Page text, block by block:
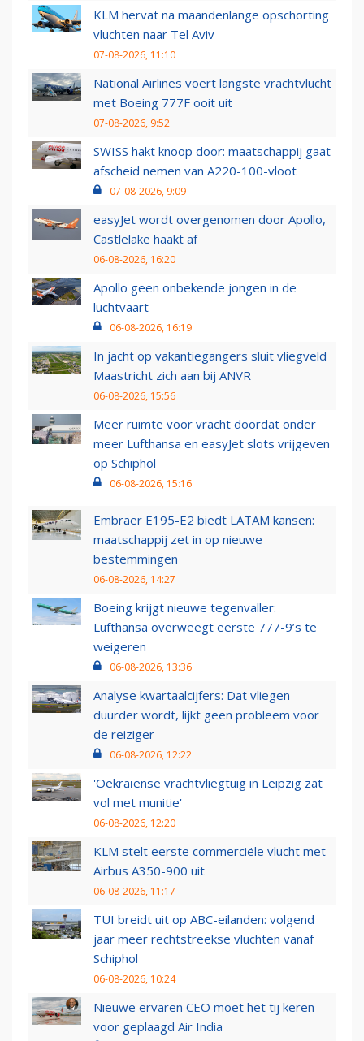
KLM hervat na maandenlange opschorting
vluchten naar Tel Aviv
07-08-2026, 11:10
National Airlines voert langste vrachtvlucht
met Boeing 777F ooit uit
07-08-2026, 9:52
SWISS hakt knoop door: maatschappij gaat
afscheid nemen van A220-100-vloot
07-08-2026, 9:09
easyJet wordt overgenomen door Apollo,
Castlelake haakt af
06-08-2026, 16:20
Apollo geen onbekende jongen in de
luchtvaart
06-08-2026, 16:19
In jacht op vakantiegangers sluit vliegveld
Maastricht zich aan bij ANVR
06-08-2026, 15:56
Meer ruimte voor vracht doordat onder
meer Lufthansa en easyJet slots vrijgeven
op Schiphol
06-08-2026, 15:16
Embraer E195-E2 biedt LATAM kansen:
maatschappij zet in op nieuwe
bestemmingen
06-08-2026, 14:27
Boeing krijgt nieuwe tegenvaller:
Lufthansa overweegt eerste 777-9’s te
weigeren
06-08-2026, 13:36
Analyse kwartaalcijfers: Dat vliegen
duurder wordt, lijkt geen probleem voor
de reiziger
06-08-2026, 12:22
'Oekraïense vrachtvliegtuig in Leipzig zat
vol met munitie'
06-08-2026, 12:20
KLM stelt eerste commerciële vlucht met
Airbus A350-900 uit
06-08-2026, 11:17
TUI breidt uit op ABC-eilanden: volgend
jaar meer rechtstreekse vluchten vanaf
Schiphol
06-08-2026, 10:24
Nieuwe ervaren CEO moet het tij keren
voor geplaagd Air India